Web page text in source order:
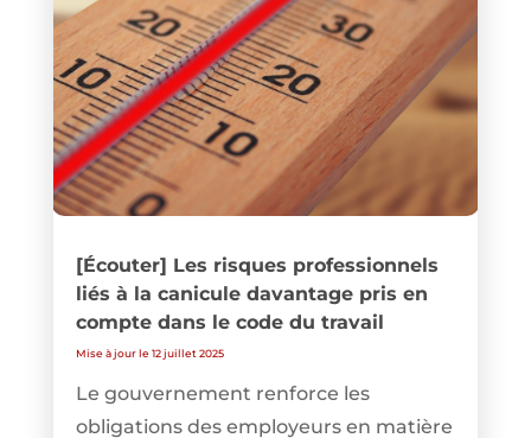
[Écouter] Les risques professionnels
liés à la canicule davantage pris en
compte dans le code du travail
Mise à jour le 12 juillet 2025
Le gouvernement renforce les
obligations des employeurs en matière